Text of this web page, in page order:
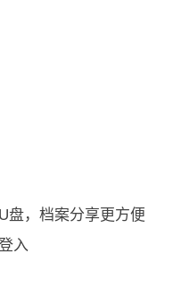
盘，档案分享更方便
入